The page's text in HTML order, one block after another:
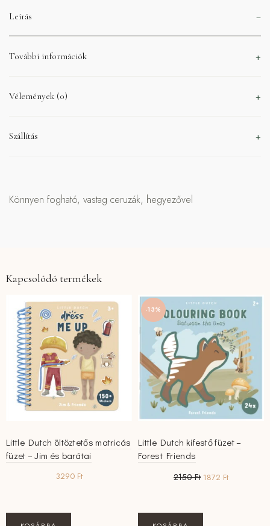
Leírás
További információk
Vélemények (0)
Szállítás
Könnyen fogható, vastag ceruzák, hegyezővel
Kapcsolódó termékek
Little Dutch öltöztetős matricás
füzet – Jim és barátai
3290 Ft
-13%
Little Dutch kifestő füzet –
Forest Friends
2150Ft Original
2150 Ft.
1872 FtCurrent